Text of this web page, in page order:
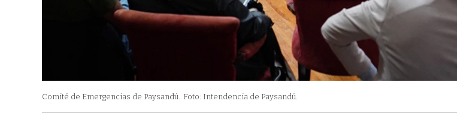
Comité de Emergencias de Paysandú. Foto: Intendencia de Paysandú.